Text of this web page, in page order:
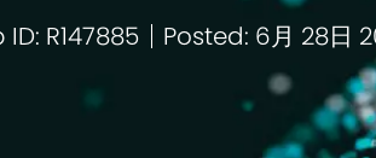
R147885 Posted: 6月 28日